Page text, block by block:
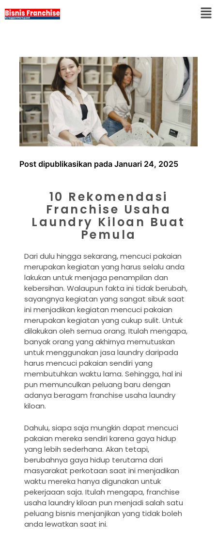
Post dipublikasikan pada Januari 24, 2025
10 Rekomendasi
Franchise Usaha
Laundry Kiloan Buat
Pemula
Dari dulu hingga sekarang, mencuci pakaian
merupakan kegiatan yang harus selalu anda
lakukan untuk menjaga penampilan dan
kebersihan. Walaupun fakta ini tidak berubah,
sayangnya kegiatan yang sangat sibuk saat
ini menjadikan kegiatan mencuci pakaian
merupakan kegiatan yang cukup sulit. Untuk
dilakukan oleh semua orang. Itulah mengapa,
banyak orang yang akhirnya memutuskan
untuk menggunakan jasa laundry daripada
harus mencuci pakaian sendiri yang
membutuhkan waktu lama. Sehingga, hal ini
pun memunculkan peluang baru dengan
adanya beragam franchise usaha laundry
kiloan.
Dahulu, siapa saja mungkin dapat mencuci
pakaian mereka sendiri karena gaya hidup
yang lebih sederhana. Akan tetapi,
berubahnya gaya hidup terutama dari
masyarakat perkotaan saat ini menjadikan
waktu mereka hanya digunakan untuk
pekerjaaan saja. Itulah mengapa, franchise
usaha laundry kiloan pun menjadi salah satu
peluang bisnis menjanjikan yang tidak boleh
anda lewatkan saat ini.